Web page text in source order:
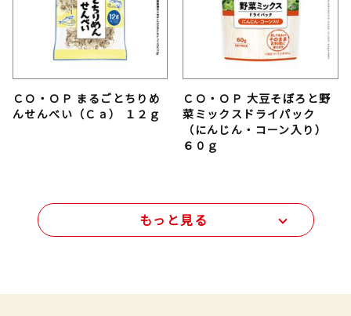
ＣＯ・ＯＰ まるごとちりめ
んせんべい（Ｃａ） １２ｇ
ＣＯ・ＯＰ 大豆そぼろと野
菜ミックスドライパック
（にんじん・コーン入り）
６０ｇ
もっと見る